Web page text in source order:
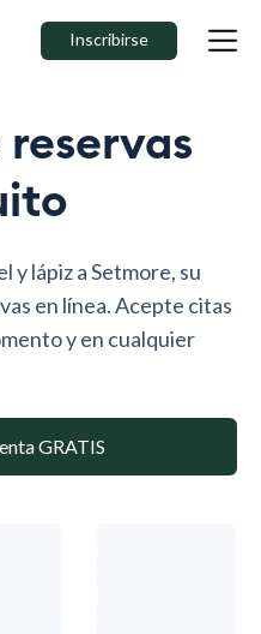
Inscribirse
y lápiz a Setmore, su
en línea. Acepte citas
y en cualquier
GRATIS